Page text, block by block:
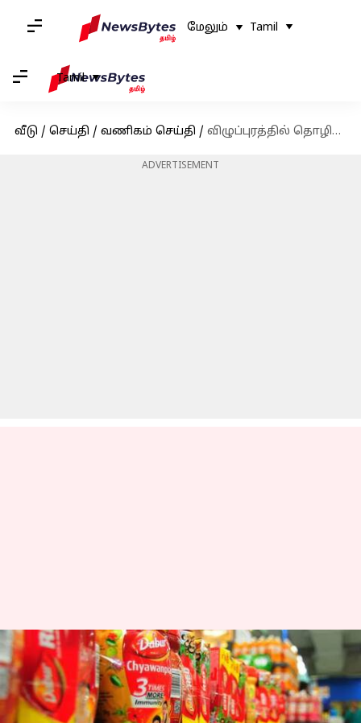
மேலும் Tamil
Tamil
வீடு / செய்தி / வணிகம் செய்தி / விழுப்புரத்தில் தொழிற்சாலை; ரூ.400 கோடி முதலீடு செய்ய தமிழக அரசுடன் டாபர் நிறுவனம் ஒப்பந்தம்
ADVERTISEMENT
விழுப்புரத்தில்
தொழிற்சாலை; ரூ.400
கோடி முதலீடு செய்ய